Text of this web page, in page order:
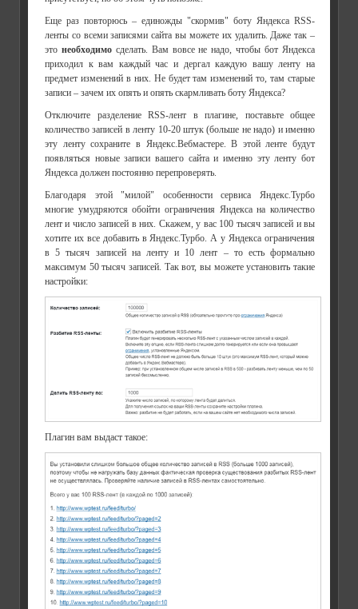
Еще раз повторюсь – единожды "скормив" боту Яндекса RSS-
ленты со всеми записями сайта вы можете их удалить. Даже так –
это необходимосделать. Вам вовсе не надо, чтобы бот Яндекса
приходил к вам каждый час и дергал каждую вашу ленту на
предмет изменений в них. Не будет там изменений то, там старые
записи – зачем их опять и опять скармливать боту Яндекса?
Отключите разделение RSS-лент в плагине, поставьте общее
количество записей в ленту 10-20 штук (больше не надо) и именно
эту ленту сохраните в Яндекс.Вебмастере. В этой ленте будут
появляться новые записи вашего сайта и именно эту ленту бот
Яндекса должен постоянно перепроверять.
Благодаря этой "милой" особенности сервиса Яндекс.Турбо
многие умудряются обойти ограничения Яндекса на количество
лент и число записей в них. Скажем, у вас 100 тысяч записей и вы
хотите их все добавить в Яндекс.Турбо. А у Яндекса ограничения
в 5 тысяч записей на ленту и 10 лент – то есть формально
максимум 50 тысяч записей. Так вот, вы можете установить такие
настройки:
Плагин вам выдаст такое: